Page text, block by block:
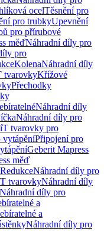
ocelTěsnění pro
pro trubkyUpevnění
pro přírubové
měďNáhradní díly pro
pro
KolenaNáhradní díly
tvarovkyKřížové
Přechodky
Náhradní díly
Náhradní díly pro
T tvarovky pro
vytápěníPřipojení pro
Geberit Mapress
měď
RedukceNáhradní díly pro
T tvarovkyNáhradní díly
Náhradní díly pro
a
a
Náhradní díly pro